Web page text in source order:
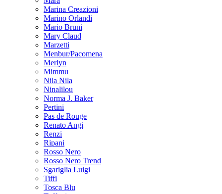
Marina Creazioni
Marino Orlandi
Mario Bruni
Mary Claud
Marzetti
Menbur/Pacomena
Merlyn
Mimmu
Nila Nila
Ninalilou
Norma J. Baker
Pertini
Pas de Rouge
Renato Angi
Renzi
Ripani
Rosso Nero
Rosso Nero Trend
Sgariglia Luigi
Tiffi
Tosca Blu